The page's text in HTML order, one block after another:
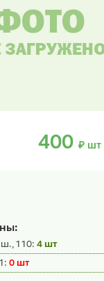
400 ₽ шт
ш., 110:4 шт
0 шт